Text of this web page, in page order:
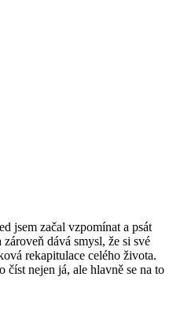
jsem začal vzpomínat a psát
dává smysl, že si své
rekapitulace celého života.
číst nejen já, ale hlavně se na to